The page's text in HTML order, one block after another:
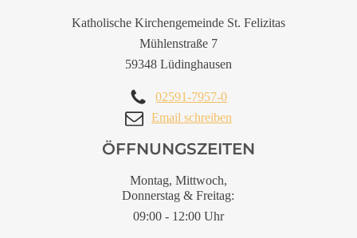
Katholische Kirchengemeinde St. Felizitas
Mühlenstraße 7
59348 Lüdinghausen
02591-7957-0
Email schreiben
ÖFFNUNGSZEITEN
Montag, Mittwoch,
Donnerstag & Freitag:
09:00 - 12:00 Uhr